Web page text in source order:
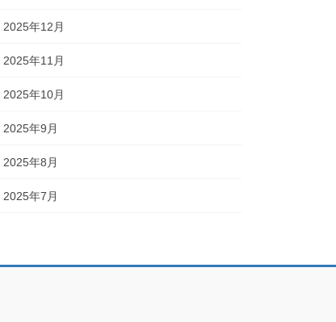
2025年12月
2025年11月
2025年10月
2025年9月
2025年8月
2025年7月